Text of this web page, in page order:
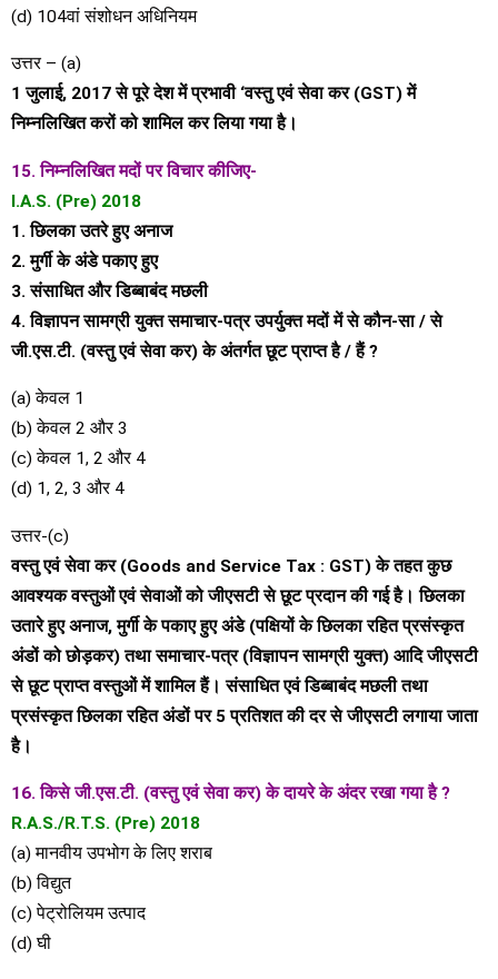
(d) 104वां संशोधन अधिनियम
उत्तर – (a)
1 जुलाई, 2017 से पूरे देश में प्रभावी ‘वस्तु एवं सेवा कर (GST) में
निम्नलिखित करों को शामिल कर लिया गया है।
15. निम्नलिखित मदों पर विचार कीजिए-
I.A.S. (Pre) 2018
1. छिलका उतरे हुए अनाज
2. मुर्गी के अंडे पकाए हुए
3. संसाधित और डिब्बाबंद मछली
4. विज्ञापन सामग्री युक्त समाचार-पत्र उपर्युक्त मदों में से कौन-सा / से
जी.एस.टी. (वस्तु एवं सेवा कर) के अंतर्गत छूट प्राप्त है / हैं ?
(a) केवल 1
(b) केवल 2 और 3
(c) केवल 1, 2 और 4
(d) 1, 2, 3 और 4
उत्तर-(c)
वस्तु एवं सेवा कर (Goods and Service Tax : GST) के तहत कुछ
आवश्यक वस्तुओं एवं सेवाओं को जीएसटी से छूट प्रदान की गई है। छिलका
उतारे हुए अनाज, मुर्गी के पकाए हुए अंडे (पक्षियों के छिलका रहित प्रसंस्कृत
अंडों को छोड़कर) तथा समाचार-पत्र (विज्ञापन सामग्री युक्त) आदि जीएसटी
से छूट प्राप्त वस्तुओं में शामिल हैं। संसाधित एवं डिब्बाबंद मछली तथा
प्रसंस्कृत छिलका रहित अंडों पर 5 प्रतिशत की दर से जीएसटी लगाया जाता
है।
16. किसे जी.एस.टी. (वस्तु एवं सेवा कर) के दायरे के अंदर रखा गया है ?
R.A.S./R.T.S. (Pre) 2018
(a) मानवीय उपभोग के लिए शराब
(b) विद्युत
(c) पेट्रोलियम उत्पाद
(d) घी